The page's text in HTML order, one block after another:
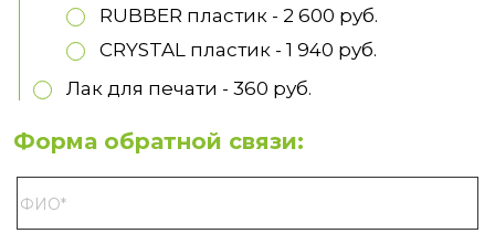
RUBBER пластик - 2 600 руб.
CRYSTAL пластик - 1 940 руб.
Лак для печати - 360 руб.
Форма обратной связи: